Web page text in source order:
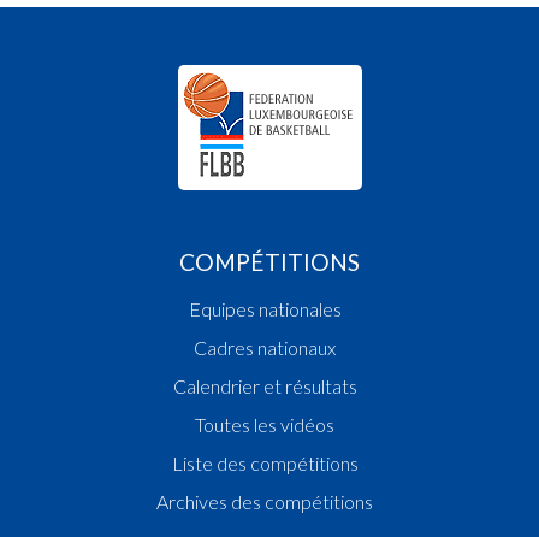
COMPÉTITIONS
Equipes nationales
Cadres nationaux
Calendrier et résultats
Toutes les vidéos
Liste des compétitions
Archives des compétitions